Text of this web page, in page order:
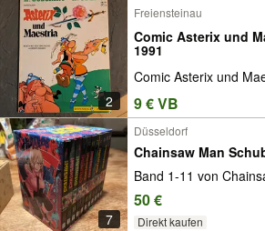
2
Freiensteinau
Comic Asterix und
1991
Comic Asterix und
9 € VB
7
Düsseldorf
Chainsaw Man
Band 1-11 von
50 €
Direkt kaufen